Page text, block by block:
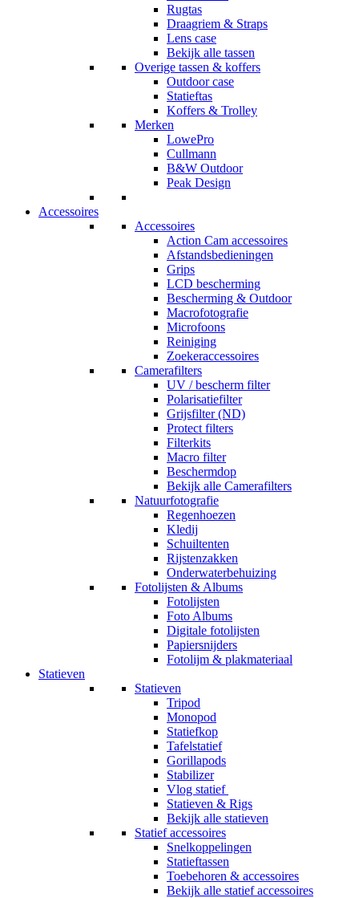
Rugtas
Draagriem & Straps
Lens case
Bekijk alle tassen
Overige tassen & koffers
Outdoor case
Statieftas
Koffers & Trolley
Merken
LowePro
Cullmann
B&W Outdoor
Peak Design
Accessoires
Accessoires
Action Cam accessoires
Afstandsbedieningen
Grips
LCD bescherming
Bescherming & Outdoor
Macrofotografie
Microfoons
Reiniging
Zoekeraccessoires
Camerafilters
UV / bescherm filter
Polarisatiefilter
Grijsfilter (ND)
Protect filters
Filterkits
Macro filter
Beschermdop
Bekijk alle Camerafilters
Natuurfotografie
Regenhoezen
Kledij
Schuiltenten
Rijstenzakken
Onderwaterbehuizing
Fotolijsten & Albums
Fotolijsten
Foto Albums
Digitale fotolijsten
Papiersnijders
Fotolijm & plakmateriaal
Statieven
Statieven
Tripod
Monopod
Statiefkop
Tafelstatief
Gorillapods
Stabilizer
Vlog statief
Statieven & Rigs
Bekijk alle statieven
Statief accessoires
Snelkoppelingen
Statieftassen
Toebehoren & accessoires
Bekijk alle statief accessoires